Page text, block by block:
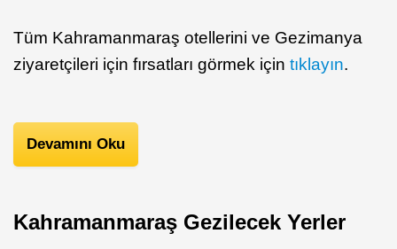
Tüm Kahramanmaraş otellerini ve Gezimanya
ziyaretçileri için fırsatları görmek için tıklayın.
Devamını Oku
Kahramanmaraş Gezilecek Yerler